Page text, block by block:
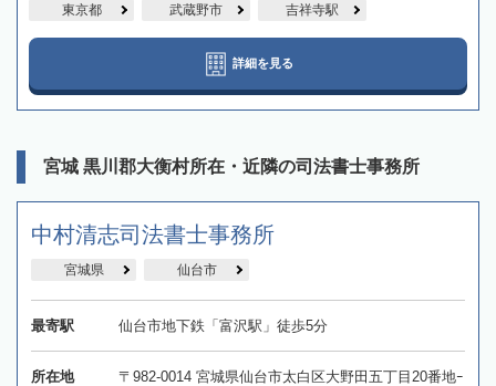
東京都 武蔵野市 吉祥寺駅
詳細を見る
宮城 黒川郡大衡村所在・近隣の司法書士事務所
中村清志司法書士事務所
宮城県 仙台市
最寄駅 仙台市地下鉄「富沢駅」徒歩5分
所在地
〒982-0014 宮城県仙台市太白区大野田五丁目20番地ｰ